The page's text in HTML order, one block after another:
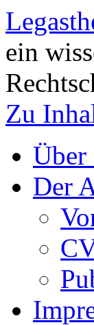
ein
Zu
Über
Der